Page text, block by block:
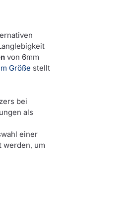
von 6mm
Größe stellt
bei
als
einer
werden, um